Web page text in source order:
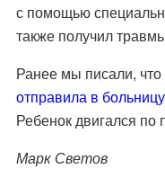
с помощью
также получил
Ранее мы писали, что
отправила в
Ребенок двигался
Марк Светов